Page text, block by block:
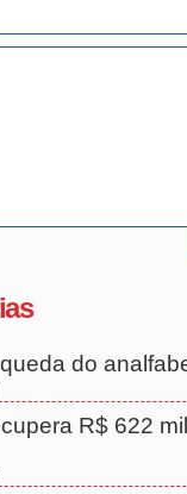
do
R$ 622